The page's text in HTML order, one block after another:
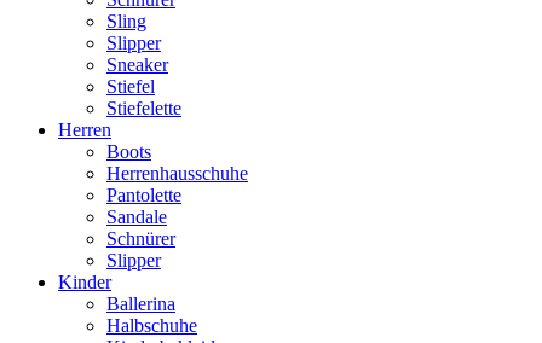
Sling
Slipper
Sneaker
Stiefel
Stiefelette
Herren
Boots
Herrenhausschuhe
Pantolette
Sandale
Schnürer
Slipper
Kinder
Ballerina
Halbschuhe